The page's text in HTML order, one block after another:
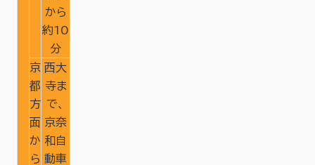
から
約10
分
京
都
方
面
か
ら
西大
寺ま
で、
京奈
和自
動車